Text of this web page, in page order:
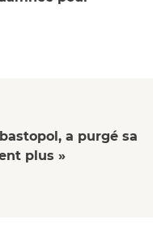
a purgé sa
plus »